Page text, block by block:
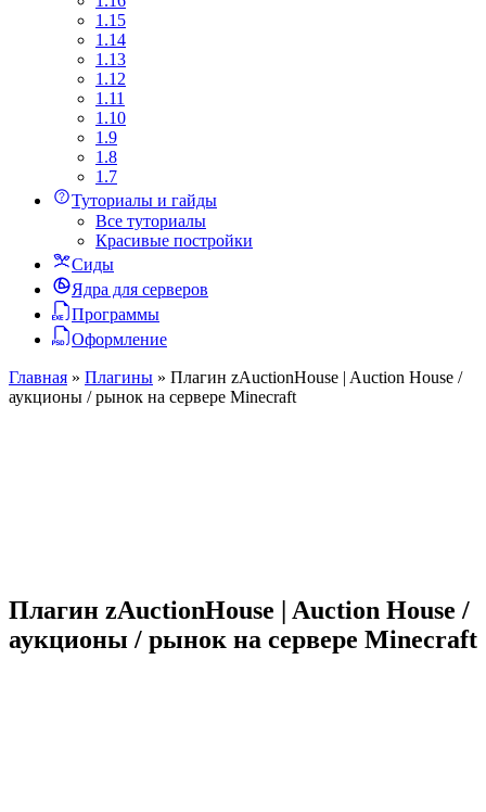
1.15
1.14
1.13
1.12
1.11
1.10
1.9
1.8
1.7
Туториалы и гайды
Все туториалы
Красивые постройки
Сиды
Ядра для серверов
Программы
Оформление
Главная » Плагины » Плагин zAuctionHouse | Auction House /
аукционы / рынок на сервере Minecraft
Плагин zAuctionHouse | Auction House /
аукционы / рынок на сервере Minecraft